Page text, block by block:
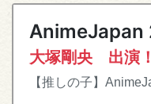
AnimeJapan
大塚剛央 出演
【推しの子】